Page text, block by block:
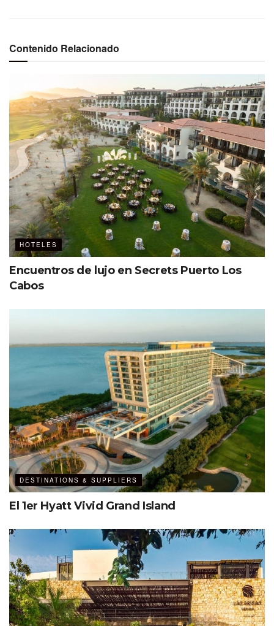
Contenido Relacionado
HOTELES
Encuentros de lujo en Secrets Puerto Los
Cabos
DESTINATIONS & SUPPLIERS
El 1er Hyatt Vivid Grand Island